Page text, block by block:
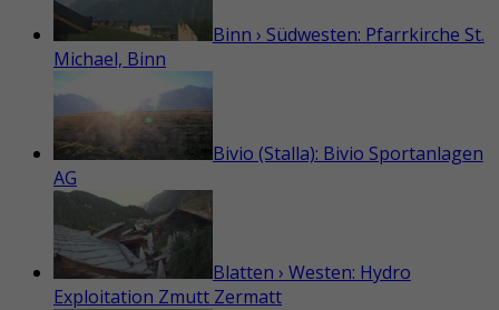
Binn › Südwesten: Pfarrkirche St.
Michael, Binn
Bivio (Stalla): Bivio Sportanlagen
AG
Blatten › Westen: Hydro
Exploitation Zmutt Zermatt